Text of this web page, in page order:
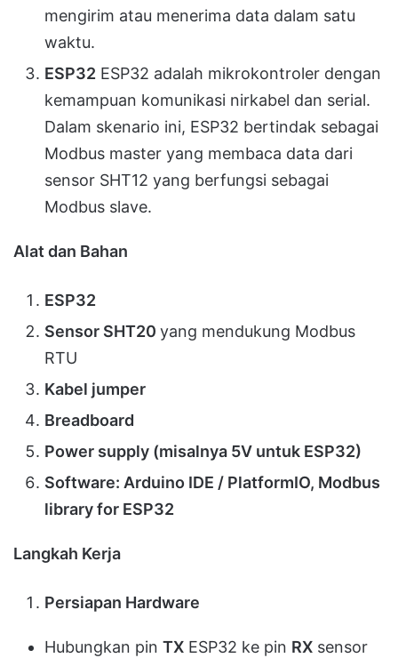
mengirim atau menerima data dalam satu
waktu.
ESP32 ESP32 adalah mikrokontroler dengan
kemampuan komunikasi nirkabel dan serial.
Dalam skenario ini, ESP32 bertindak sebagai
Modbus master yang membaca data dari
sensor SHT12 yang berfungsi sebagai
Modbus slave.
Alat dan Bahan
ESP32
Sensor SHT20 yang mendukung Modbus
RTU
Kabel jumper
Breadboard
Power supply (misalnya 5V untuk ESP32)
Software: Arduino IDE / PlatformIO, Modbus
library for ESP32
Langkah Kerja
Persiapan Hardware
Hubungkan pin TX ESP32 ke pin RX sensor